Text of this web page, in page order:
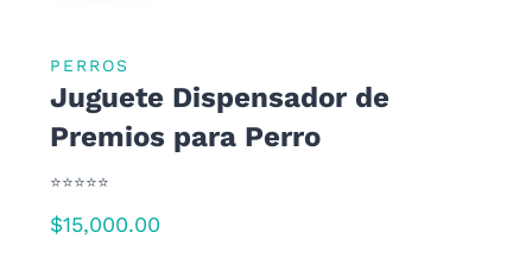
PERROS
Juguete Dispensador de
Premios para Perro
⭐⭐⭐⭐⭐
$15,000.00